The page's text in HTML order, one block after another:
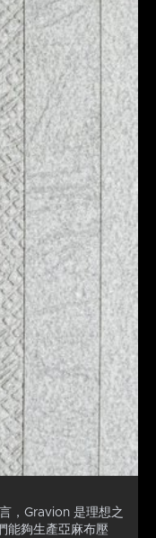
，Gravion 是理想之
能夠生產亞麻布壓